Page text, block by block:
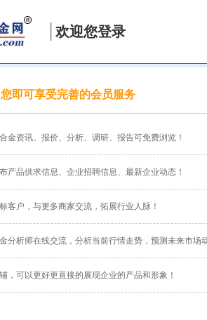
欢迎您登录
即可享受完善的会员服务
金资讯、报价、分析、调研、报告可免费浏览！
产品供求信息、企业招聘信息、最新企业动态！
客户，与更多商家交流，拓展行业人脉！
分析师在线交流，分析当前行情走势，预测未来市场
，可以更好更直接的展现企业的产品和形象！